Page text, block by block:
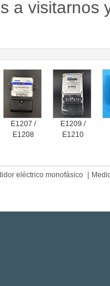
a visitarnos
E1207 /
E1208
E1209 /
E1210
eléctrico monofásico